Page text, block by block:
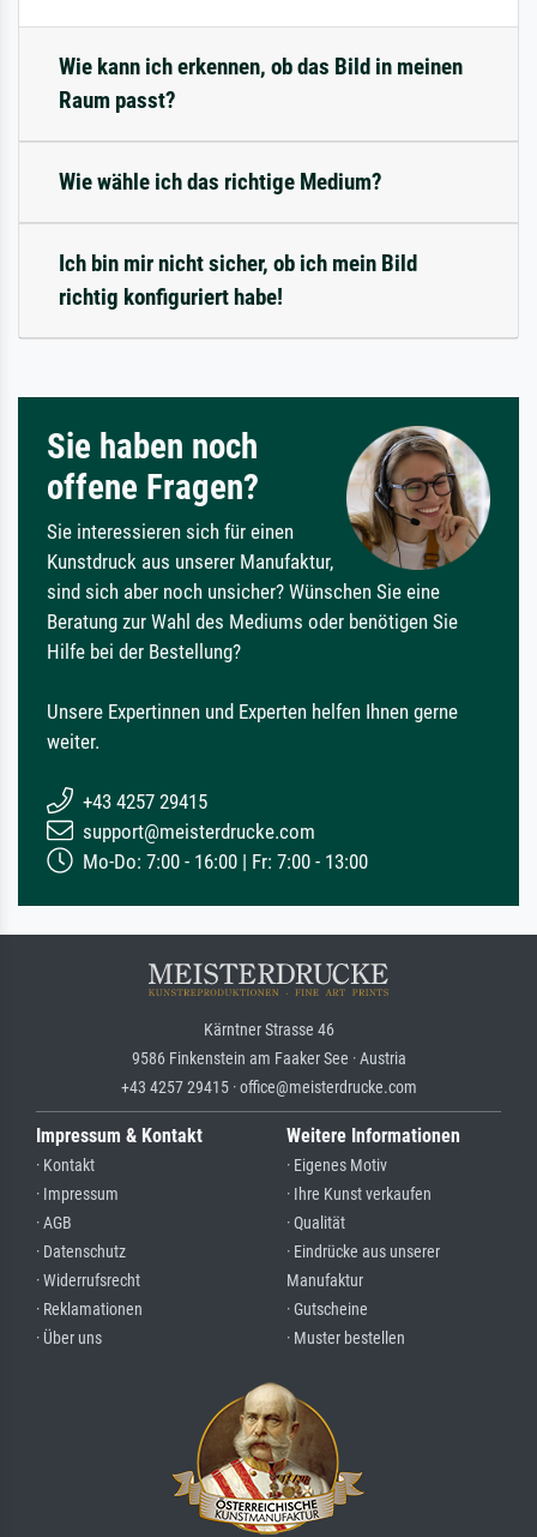
Wie kann ich erkennen, ob das Bild in meinen
Raum passt?
Wie wähle ich das richtige Medium?
Ich bin mir nicht sicher, ob ich mein Bild
richtig konfiguriert habe!
Sie haben noch
offene Fragen?
Sie interessieren sich für einen
Kunstdruck aus unserer Manufaktur,
sind sich aber noch unsicher? Wünschen Sie eine
Beratung zur Wahl des Mediums oder benötigen Sie
Hilfe bei der Bestellung?
Unsere Expertinnen und Experten helfen Ihnen gerne
weiter.
+43 4257 29415
support@meisterdrucke.com
Mo-Do: 7:00 - 16:00 | Fr: 7:00 - 13:00
Kärntner Strasse 46
9586 Finkenstein am Faaker See · Austria
+43 4257 29415 · office@meisterdrucke.com
Impressum & Kontakt
· Kontakt
· Impressum
· AGB
· Datenschutz
· Widerrufsrecht
· Reklamationen
· Über uns
Weitere Informationen
· Eigenes Motiv
· Ihre Kunst verkaufen
· Qualität
· Eindrücke aus unserer
Manufaktur
· Gutscheine
· Muster bestellen